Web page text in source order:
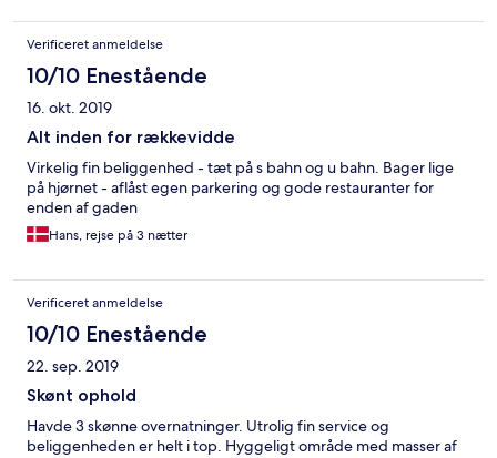
Verificeret anmeldelse
10/10 Enestående
16. okt. 2019
Alt inden for rækkevidde
Virkelig fin beliggenhed - tæt på s bahn og u bahn. Bager lige
på hjørnet - aflåst egen parkering og gode restauranter for
enden af gaden
Hans, rejse på 3 nætter
Verificeret anmeldelse
10/10 Enestående
22. sep. 2019
Skønt ophold
Havde 3 skønne overnatninger. Utrolig fin service og
beliggenheden er helt i top. Hyggeligt område med masser af